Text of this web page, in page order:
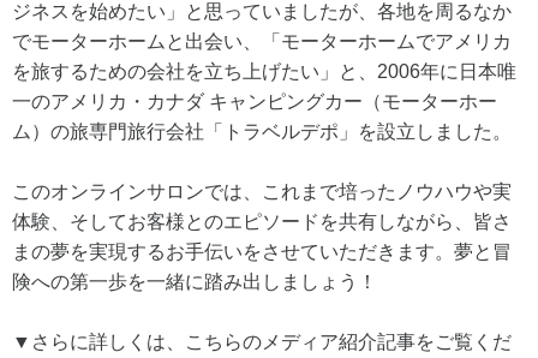
ジネスを始めたい」と思っていましたが、各地を周るなか
でモーターホームと出会い、「モーターホームでアメリカ
を旅するための会社を立ち上げたい」と、2006年に日本唯
一のアメリカ・カナダ キャンピングカー（モーターホー
ム）の旅専門旅行会社「トラベルデポ」を設立しました。
このオンラインサロンでは、これまで培ったノウハウや実
体験、そしてお客様とのエピソードを共有しながら、皆さ
まの夢を実現するお手伝いをさせていただきます。夢と冒
険への第一歩を一緒に踏み出しましょう！
▼さらに詳しくは、こちらのメディア紹介記事をご覧くだ